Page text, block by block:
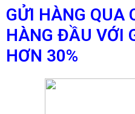
GỬI HÀNG QUA
HÀNG ĐẦU VỚI
HƠN 30%